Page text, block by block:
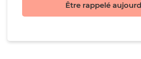
Être rappelé